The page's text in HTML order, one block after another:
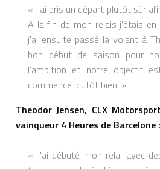
« J'ai pris un départ plutôt sûr
A la fin de mon relais j'étais
j'ai ensuite passé la volant à
bon début de saison pour
l'ambition et notre objectif
commence plutôt bien. »
Theodor Jensen, CLX
vainqueur 4 Heures de Barcelone :
« J'ai débuté mon relai avec